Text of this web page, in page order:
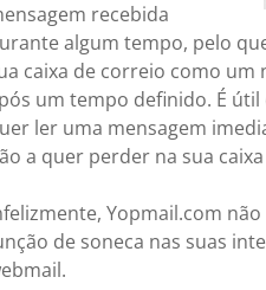
recebida
algum tempo, pelo
caixa de correio como um
um tempo definido. É
ler uma mensagem
a quer perder na sua
Yopmail.com
de soneca nas suas